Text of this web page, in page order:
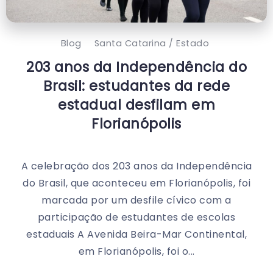
Blog Santa Catarina / Estado
203 anos da Independência do
Brasil: estudantes da rede
estadual desfilam em
Florianópolis
A celebração dos 203 anos da Independência
do Brasil, que aconteceu em Florianópolis, foi
marcada por um desfile cívico com a
participação de estudantes de escolas
estaduais A Avenida Beira-Mar Continental,
em Florianópolis, foi o...